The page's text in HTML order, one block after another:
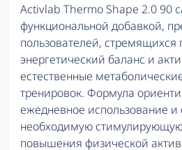
Activlab Thermo Shape 2.0 90
функциональной добавкой,
пользователей, стремящихся
энергетический баланс и
естественные
тренировок. Формула
ежедневное использование и
необходимую
повышения физической